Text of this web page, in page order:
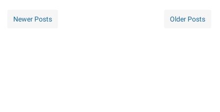
Newer Posts Older Posts